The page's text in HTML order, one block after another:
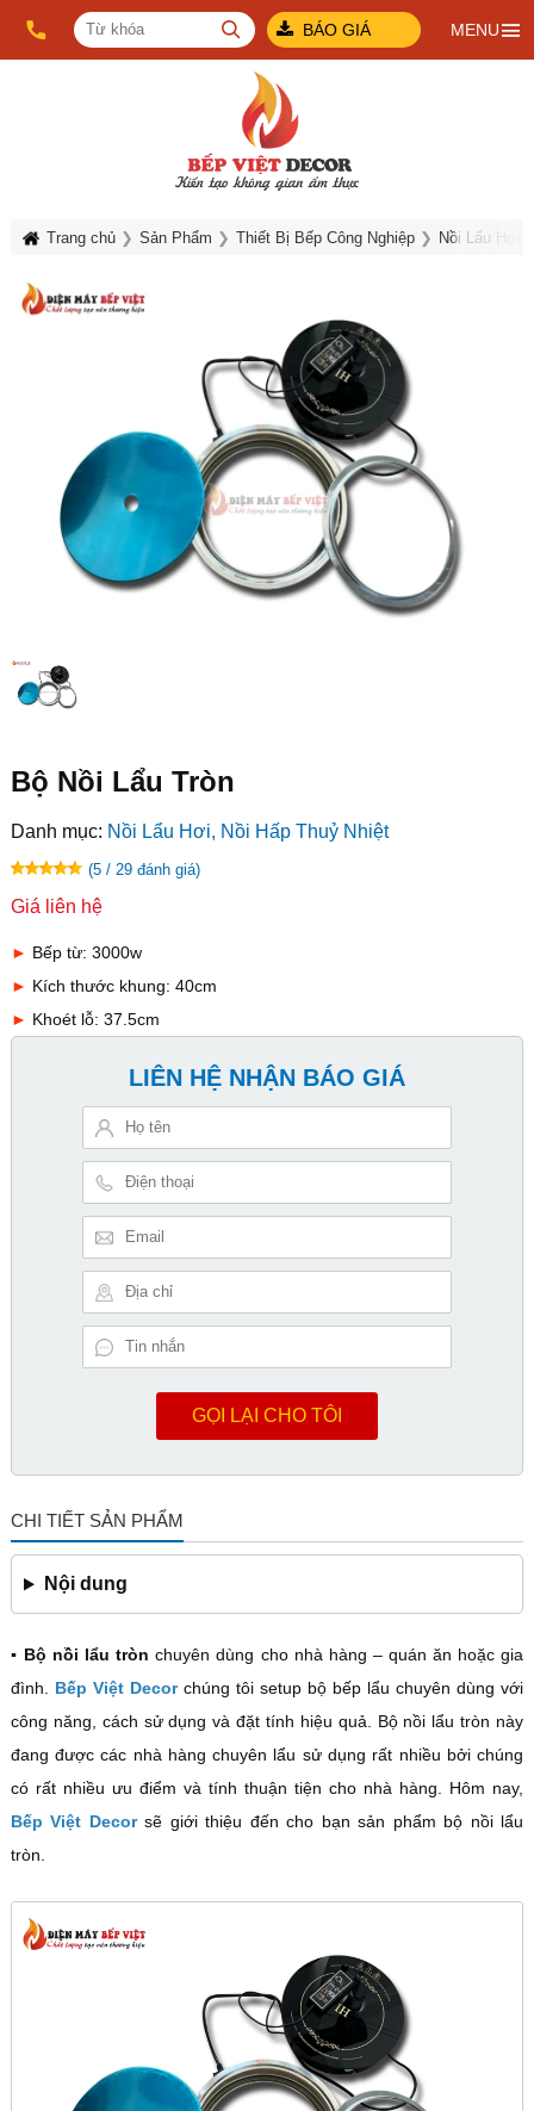
BÁO GIÁ MENU
Trang chủ Sản Phẩm Thiết Bị Bếp Công Nghiệp Nồi Lẩu Hơi,
Bộ Nồi Lẩu Tròn
Danh mục: Nồi Lẩu Hơi, Nồi Hấp Thuỷ Nhiệt
(5 / 29 đánh giá)
Giá liên hệ
► Bếp từ: 3000w
► Kích thước khung: 40cm
► Khoét lỗ: 37.5cm
LIÊN HỆ NHẬN BÁO GIÁ
GỌI LẠI CHO TÔI
CHI TIẾT SẢN PHẨM
Nội dung
▪️ Bộ nồi lẩu tròn chuyên dùng cho nhà hàng – quán ăn hoặc gia
đình. Bếp Việt Decorchúng tôi setup bộ bếp lẩu chuyên dùng với
công năng, cách sử dụng và đặt tính hiệu quả. Bộ nồi lẩu tròn này
đang được các nhà hàng chuyên lẩu sử dụng rất nhiều bởi chúng
có rất nhiều ưu điểm và tính thuận tiện cho nhà hàng. Hôm nay,
Bếp Việt Decorsẽ giới thiệu đến cho bạn sản phẩm bộ nồi lẩu
tròn.